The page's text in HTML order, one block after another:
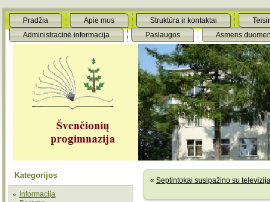
Pradžia Apie mus Struktūra ir kontaktai
Administracinė informacija
Paslaugos Asmens
Kategorijos
Informacija
« Septintokai susipažino su